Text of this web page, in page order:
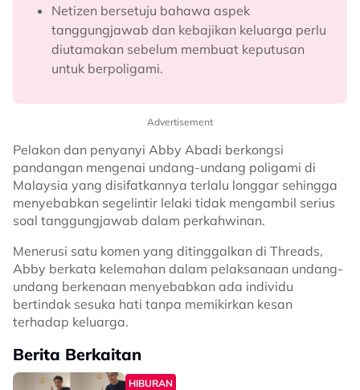
Netizen bersetuju bahawa aspek
tanggungjawab dan kebajikan keluarga perlu
diutamakan sebelum membuat keputusan
untuk berpoligami.
Advertisement
Pelakon dan penyanyi Abby Abadi berkongsi
pandangan mengenai undang-undang poligami di
Malaysia yang disifatkannya terlalu longgar sehingga
menyebabkan segelintir lelaki tidak mengambil serius
soal tanggungjawab dalam perkahwinan.
Menerusi satu komen yang ditinggalkan di Threads,
Abby berkata kelemahan dalam pelaksanaan undang-
undang berkenaan menyebabkan ada individu
bertindak sesuka hati tanpa memikirkan kesan
terhadap keluarga.
Berita Berkaitan
HIBURAN